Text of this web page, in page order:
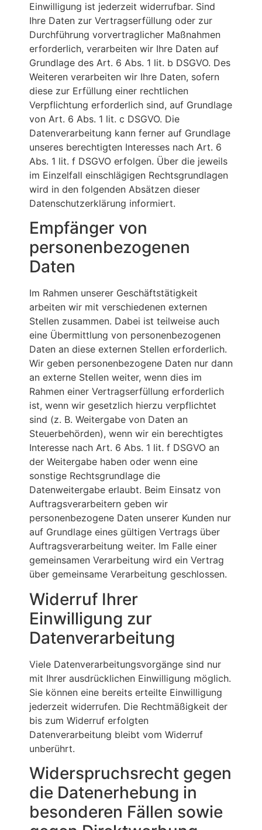
Einwilligung ist jederzeit widerrufbar. Sind
Ihre Daten zur Vertragserfüllung oder zur
Durchführung vorvertraglicher Maßnahmen
erforderlich, verarbeiten wir Ihre Daten auf
Grundlage des Art. 6 Abs. 1 lit. b DSGVO. Des
Weiteren verarbeiten wir Ihre Daten, sofern
diese zur Erfüllung einer rechtlichen
Verpflichtung erforderlich sind, auf Grundlage
von Art. 6 Abs. 1 lit. c DSGVO. Die
Datenverarbeitung kann ferner auf Grundlage
unseres berechtigten Interesses nach Art. 6
Abs. 1 lit. f DSGVO erfolgen. Über die jeweils
im Einzelfall einschlägigen Rechtsgrundlagen
wird in den folgenden Absätzen dieser
Datenschutzerklärung informiert.
Empfänger von
personenbezogenen
Daten
Im Rahmen unserer Geschäftstätigkeit
arbeiten wir mit verschiedenen externen
Stellen zusammen. Dabei ist teilweise auch
eine Übermittlung von personenbezogenen
Daten an diese externen Stellen erforderlich.
Wir geben personenbezogene Daten nur dann
an externe Stellen weiter, wenn dies im
Rahmen einer Vertragserfüllung erforderlich
ist, wenn wir gesetzlich hierzu verpflichtet
sind (z. B. Weitergabe von Daten an
Steuerbehörden), wenn wir ein berechtigtes
Interesse nach Art. 6 Abs. 1 lit. f DSGVO an
der Weitergabe haben oder wenn eine
sonstige Rechtsgrundlage die
Datenweitergabe erlaubt. Beim Einsatz von
Auftragsverarbeitern geben wir
personenbezogene Daten unserer Kunden nur
auf Grundlage eines gültigen Vertrags über
Auftragsverarbeitung weiter. Im Falle einer
gemeinsamen Verarbeitung wird ein Vertrag
über gemeinsame Verarbeitung geschlossen.
Widerruf Ihrer
Einwilligung zur
Datenverarbeitung
Viele Datenverarbeitungsvorgänge sind nur
mit Ihrer ausdrücklichen Einwilligung möglich.
Sie können eine bereits erteilte Einwilligung
jederzeit widerrufen. Die Rechtmäßigkeit der
bis zum Widerruf erfolgten
Datenverarbeitung bleibt vom Widerruf
unberührt.
Widerspruchsrecht gegen
die Datenerhebung in
besonderen Fällen sowie